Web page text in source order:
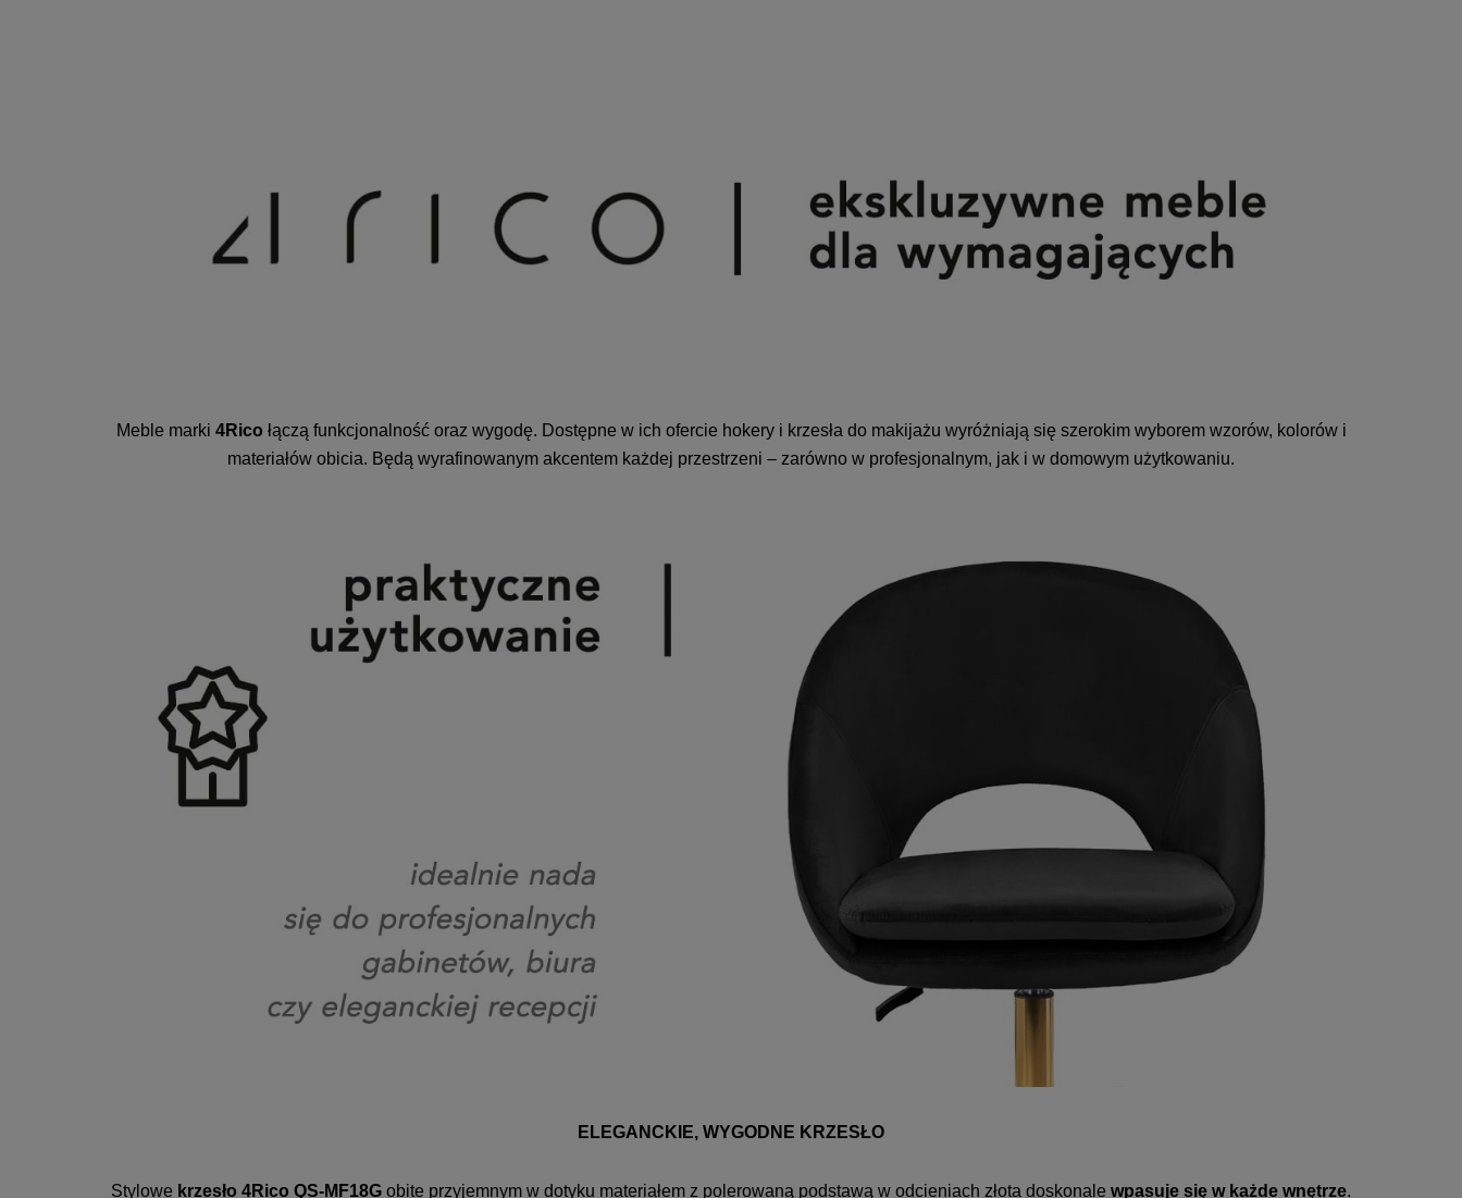
Meble marki 4Rico łączą funkcjonalność oraz wygodę. Dostępne w ich ofercie hokery i krzesła do makijażu wyróżniają się szerokim wyborem wzorów, kolorów i
materiałów obicia. Będą wyrafinowanym akcentem każdej przestrzeni – zarówno w profesjonalnym, jak i w domowym użytkowaniu.
ELEGANCKIE, WYGODNE KRZESŁO
Stylowe krzesło 4Rico QS-MF18G obite przyjemnym w dotyku materiałem z polerowaną podstawą w odcieniach złota doskonale wpasuje się w każde wnętrze.